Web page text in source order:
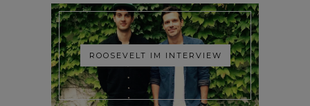
ROOSEVELT IM INTERVIEW